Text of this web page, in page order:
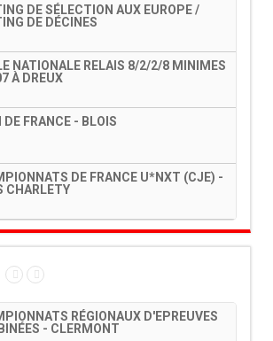
DE SÉLECTION AUX EUROPE /
DE DÉCINES
NATIONALE RELAIS 8/2/2/8 MINIMES
À DREUX
DE FRANCE - BLOIS
DE FRANCE U*NXT (CJE) -
CHARLETY
RÉGIONAUX D'EPREUVES
- CLERMONT